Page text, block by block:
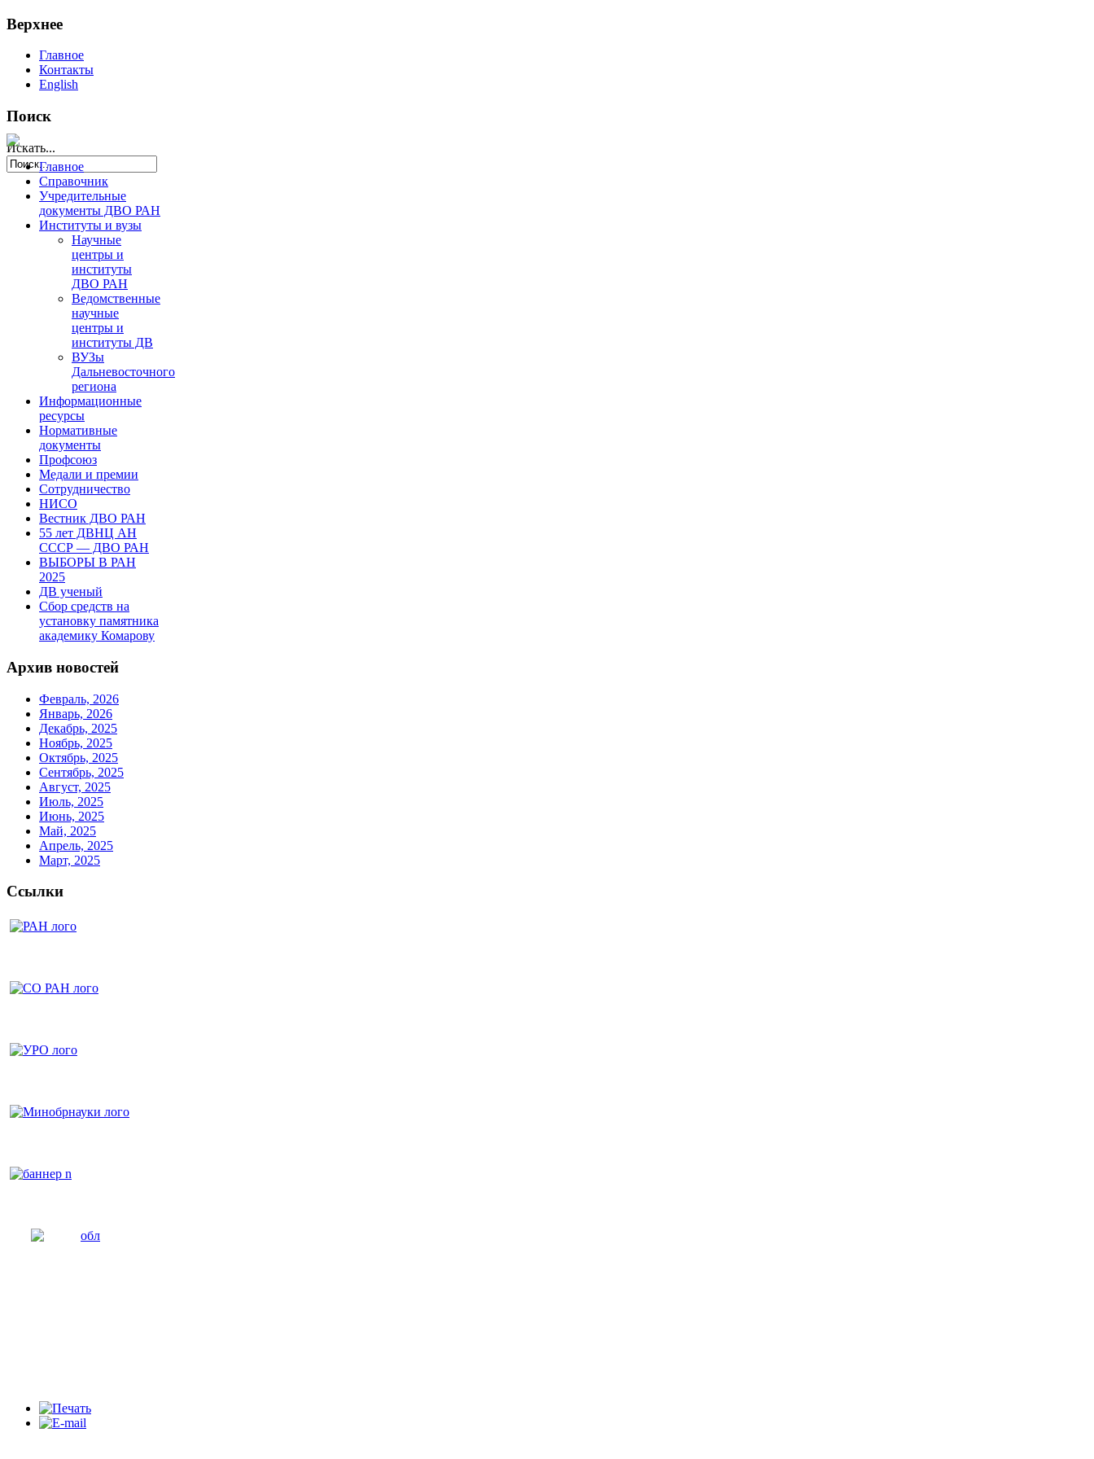
Верхнее
Главное
Контакты
English
Поиск
Искать...
Главное
Справочник
Учредительные
документы ДВО РАН
Институты и вузы
Научные
центры и
институты
ДВО РАН
Ведомственные
научные
центры и
институты ДВ
ВУЗы
Дальневосточного
региона
Информационные
ресурсы
Нормативные
документы
Профсоюз
Медали и премии
Сотрудничество
НИСО
Вестник ДВО РАН
55 лет ДВНЦ АН
СССР — ДВО РАН
ВЫБОРЫ В РАН
2025
ДВ ученый
Сбор средств на
установку памятника
академику Комарову
Архив новостей
Февраль, 2026
Январь, 2026
Декабрь, 2025
Ноябрь, 2025
Октябрь, 2025
Сентябрь, 2025
Август, 2025
Июль, 2025
Июнь, 2025
Май, 2025
Апрель, 2025
Март, 2025
Ссылки